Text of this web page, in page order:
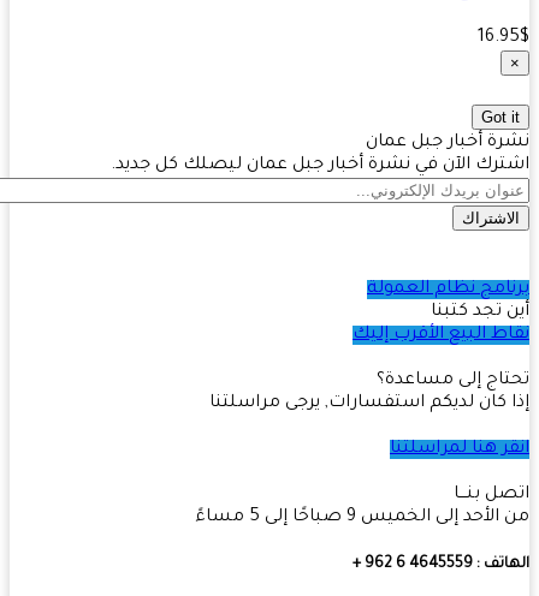
أخبار جبل عمان
الآن في نشرة أخبار جبل عمان ليصلك كل جديد.
نظام العمولة
تجد كتبنا
البيع الأقرب إليك
إلى مساعدة؟
كان لديكم استفسارات, يرجى مراسلتنا
هنا لمراسلتنا
بنـــا
إلى الخميس 9 صباحًا إلى 5 مساءً
6 962 +